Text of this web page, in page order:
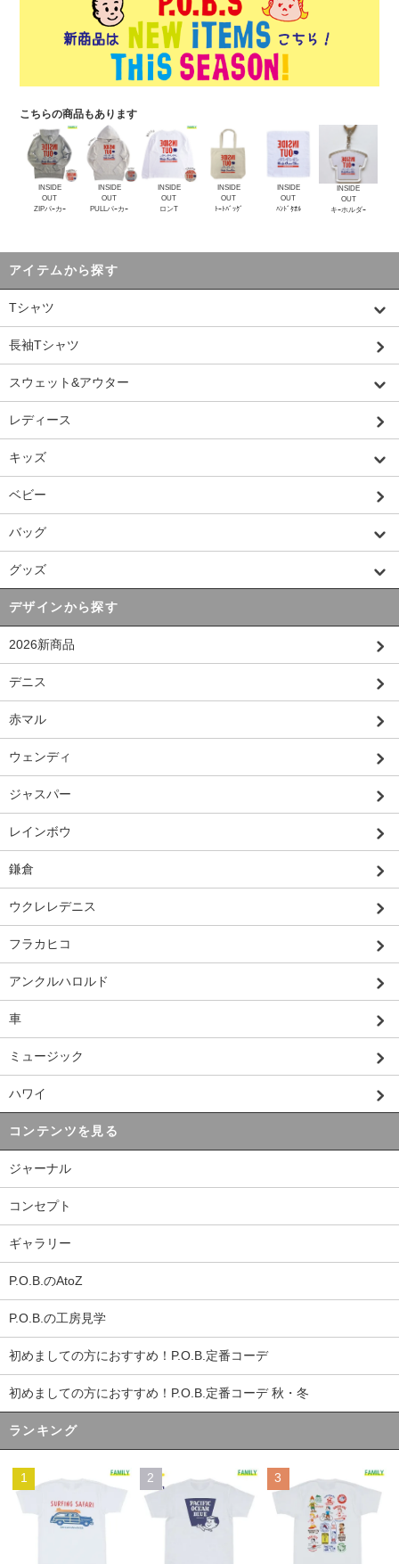
こちらの商品もあります
INSIDE
OUT
ZIPパｰカｰ
INSIDE
OUT
PULLパｰカｰ
INSIDE
OUT
ロンT
INSIDE
OUT
ﾄｰﾄﾊﾞｯｸﾞ
INSIDE
OUT
ﾊﾝﾄﾞﾀｵﾙ
INSIDE
OUT
キｰホルダｰ
アイテムから探す
Tシャツ
長袖Tシャツ
スウェット&アウター
レディース
キッズ
ベビー
バッグ
グッズ
デザインから探す
2026新商品
デニス
赤マル
ウェンディ
ジャスパー
レインボウ
鎌倉
ウクレレデニス
フラカヒコ
アンクルハロルド
車
ミュージック
ハワイ
コンテンツを見る
ジャーナル
コンセプト
ギャラリー
P.O.B.のAtoZ
P.O.B.の工房見学
初めましての方におすすめ！P.O.B.定番コーデ
初めましての方におすすめ！P.O.B.定番コーデ 秋・冬
ランキング
1 2 3